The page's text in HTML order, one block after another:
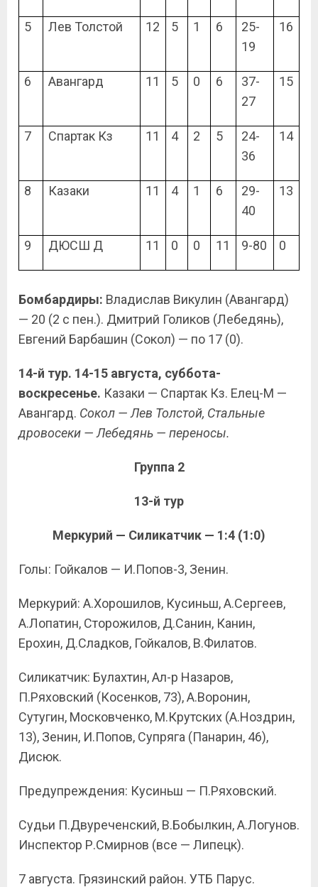
5 Лев Толстой 12 5 1 6
25-
19
16
6 Авангард 11 5 0 6
37-
27
15
7 Спартак Кз 11 4 2 5
24-
36
14
8 Казаки 11 4 1 6
29-
40
13
9 ДЮСШ Д 11 0 0 11 9-80 0
Бомбардиры: Владислав Викулин (Авангард)
— 20 (2 с пен.). Дмитрий Голиков (Лебедянь),
Евгений Барбашин (Сокол) — по 17 (0).
14-й тур. 14-15 августа, суббота-
воскресенье. Казаки — Спартак Кз. Елец-М —
Авангард. Сокол — Лев Толстой, Стальные
дровосеки — Лебедянь — переносы.
Группа 2
13-й тур
Меркурий — Силикатчик — 1:4 (1:0)
Голы: Гойкалов — И.Попов-3, Зенин.
Меркурий: А.Хорошилов, Кусиньш, А.Сергеев,
А.Лопатин, Сторожилов, Д.Санин, Канин,
Ерохин, Д.Сладков, Гойкалов, В.Филатов.
Силикатчик: Булахтин, Ал-р Назаров,
П.Ряховский (Косенков, 73), А.Воронин,
Сутугин, Московченко, М.Крутских (А.Ноздрин,
13), Зенин, И.Попов, Супряга (Панарин, 46),
Дисюк.
Предупреждения: Кусиньш — П.Ряховский.
Судьи П.Двуреченский, В.Бобылкин, А.Логунов.
Инспектор Р.Смирнов (все — Липецк).
7 августа. Грязинский район. УТБ Парус.